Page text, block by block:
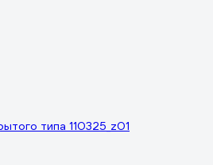
типа 110325_z01